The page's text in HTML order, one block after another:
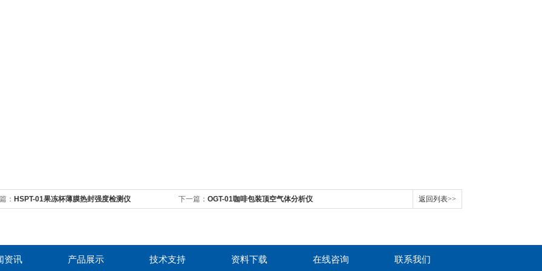
： HSPT-01果冻杯薄膜热封强度检测仪 下一篇： OGT-01咖啡包装顶空气体分析仪 返回列表>>
资讯 产品展示 技术支持 资料下载 在线咨询 联系我们